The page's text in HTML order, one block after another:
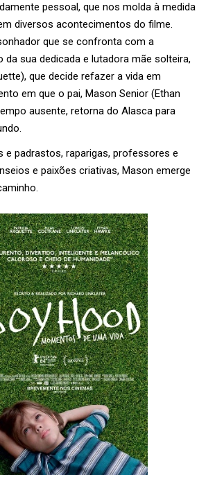
pessoal, que nos molda à medida
diversos acontecimentos do filme.
que se confronta com a
da sua dedicada e lutadora mãe solteira,
que decide refazer a vida em
em que o pai, Mason Senior (Ethan
ausente, retorna do Alasca para
e padrastos, raparigas, professores e
e paixões criativas, Mason emerge